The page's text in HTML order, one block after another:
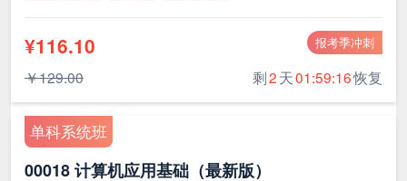
报考季冲刺
¥116.10
￥129.00 剩2天01:59:15恢复
单科系统班
00018 计算机应用基础（最新版）